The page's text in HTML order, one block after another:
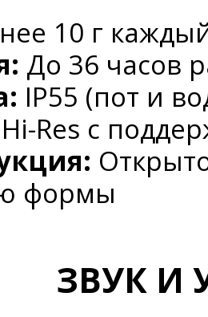
10 г
До 36 часов
IP55 (пот и
Hi-Res с
формы
ЗВУК И